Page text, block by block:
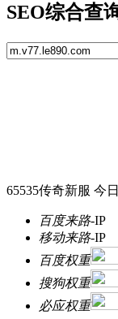
SEO综合查
65535传奇新服 今
百度来路-IP
移动来路-IP
百度权重
搜狗权重
必应权重